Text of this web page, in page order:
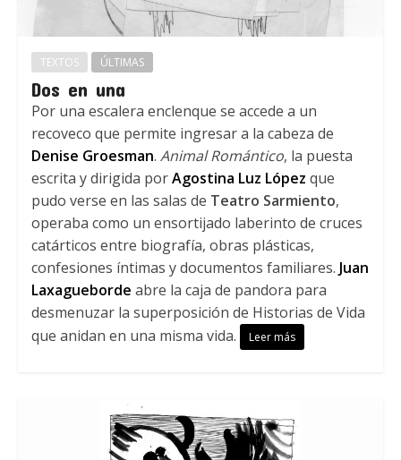
TEXTOS ÚLTIMAS
Dos en una
Por una escalera enclenque se accede a un
recoveco que permite ingresar a la cabeza de
Denise Groesman. Animal Romántico, la puesta
escrita y dirigida porAgostina Luz López que
pudo verse en las salas de Teatro Sarmiento,
operaba como un ensortijado laberinto de cruces
catárticos entre biografía, obras plásticas,
confesiones íntimas y documentos familiares. Juan
Laxagueborde abre la caja de pandora para
desmenuzar la superposición de Historias de Vida
que anidan en una misma vida.
Leer más